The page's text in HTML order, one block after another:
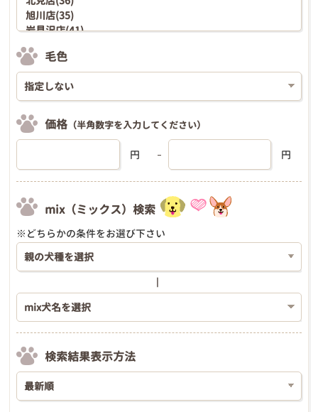
毛色
価格 （半角数字を入力してください）
円 円
mix（ミックス）検索
※どちらかの条件をお選び下さい
検索結果表示方法